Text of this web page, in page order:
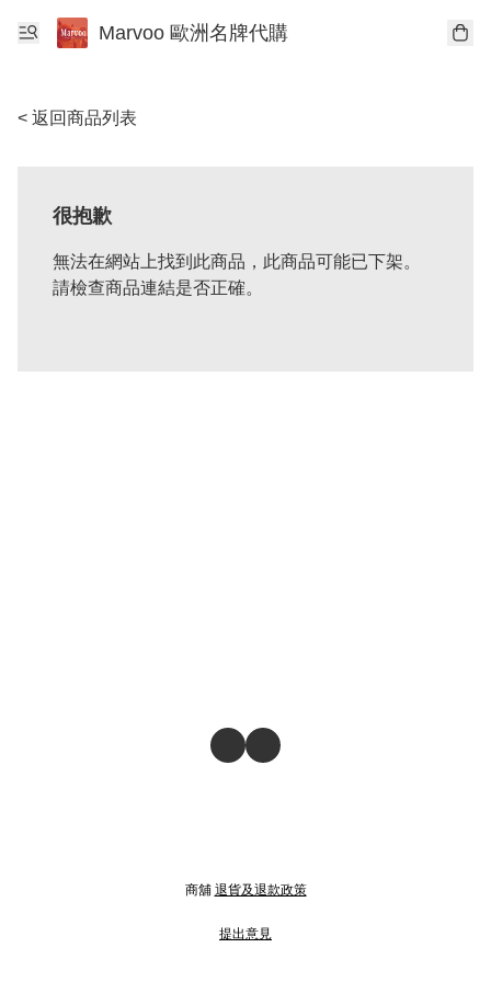
Marvoo 歐洲名牌代購
< 返回商品列表
很抱歉
無法在網站上找到此商品，此商品可能已下架。
請檢查商品連結是否正確。
商舖 退貨及退款政策
提出意見